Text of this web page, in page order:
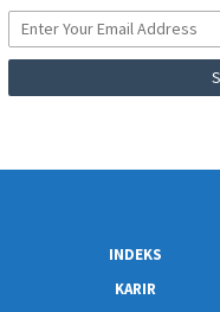
INDEKS
KARIR